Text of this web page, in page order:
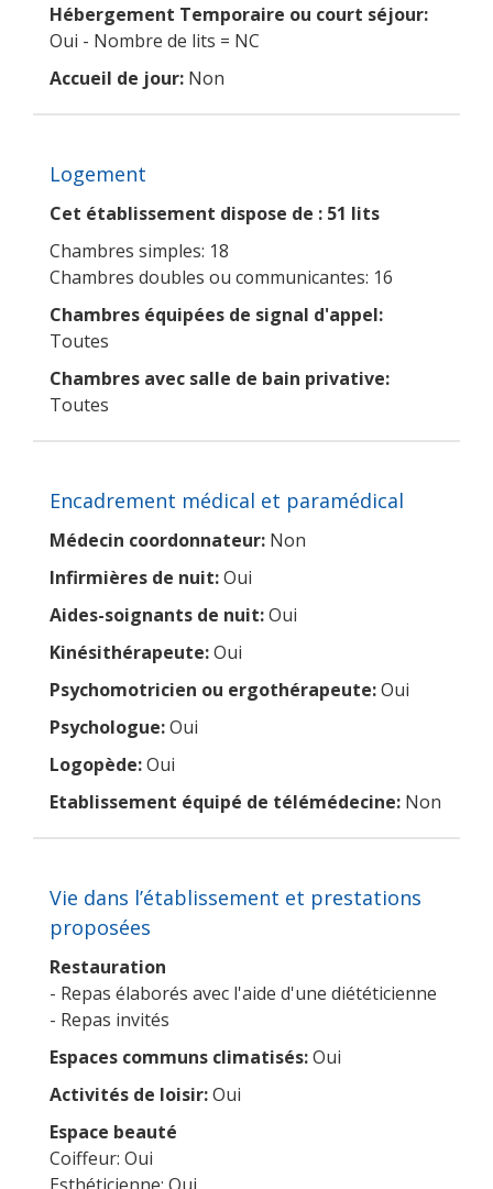
Hébergement Temporaire ou court séjour:
Oui - Nombre de lits = NC
Accueil de jour: Non
Logement
Cet établissement dispose de : 51 lits
Chambres simples: 18
Chambres doubles ou communicantes: 16
Chambres équipées de signal d'appel:
Toutes
Chambres avec salle de bain privative:
Toutes
Encadrement médical et paramédical
Médecin coordonnateur: Non
Infirmières de nuit:Oui
Aides-soignants de nuit:Oui
Kinésithérapeute:Oui
Psychomotricien ou ergothérapeute:Oui
Psychologue:Oui
Logopède:Oui
Etablissement équipé de télémédecine: Non
Vie dans l’établissement et prestations
proposées
Restauration
- Repas élaborés avec l'aide d'une diététicienne
- Repas invités
Espaces communs climatisés:Oui
Activités de loisir:Oui
Espace beauté
Coiffeur: Oui